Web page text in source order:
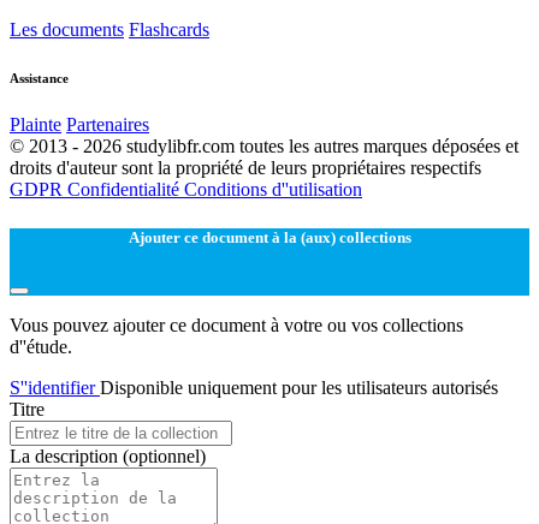
Les documents Flashcards
Assistance
Plainte Partenaires
© 2013 - 2026 studylibfr.com toutes les autres marques déposées et
droits d'auteur sont la propriété de leurs propriétaires respectifs
GDPR Confidentialité Conditions d''utilisation
Ajouter ce document à la (aux) collections
Vous pouvez ajouter ce document à votre ou vos collections
d''étude.
S''identifierDisponible uniquement pour les utilisateurs autorisés
Titre
La description (optionnel)